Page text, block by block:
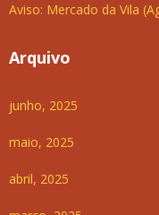
Aviso: Mercado da Vila
Arquivo
junho, 2025
maio, 2025
abril, 2025